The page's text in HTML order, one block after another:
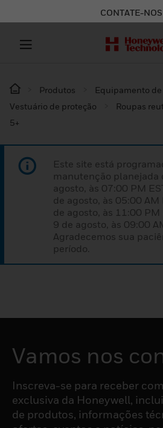
CONTATE-NOS
Produtos
Equipamento
Vestuário de proteção
Roupas
5+
Este site está
manutenção planejada
agosto, às 07:00 PM
de agosto, às 05:00 AM
de agosto, às 11:00 PM
9 de agosto, às 09:00
Agradecemos sua
período.
Vamos nos
Inscreva-se para receber
exclusiva da Honeywell,
de produtos, informações